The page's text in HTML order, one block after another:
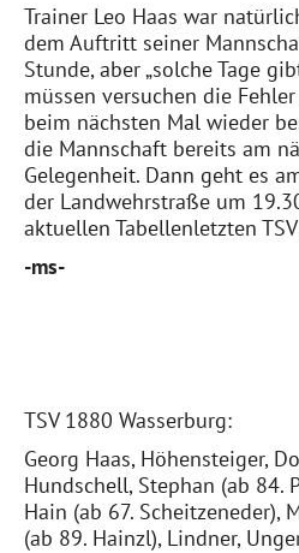
Trainer Leo Haas war
dem Auftritt seiner
Stunde, aber „solche Tage
müssen versuchen die
beim nächsten Mal wieder
die Mannschaft bereits am
Gelegenheit. Dann geht es
der Landwehrstraße um
aktuellen Tabellenletzten
-ms-
TSV 1880 Wasserburg:
Georg Haas, Höhensteiger,
Hundschell, Stephan (ab 84.
Hain (ab 67. Scheitzeneder),
(ab 89. Hainzl), Lindner,